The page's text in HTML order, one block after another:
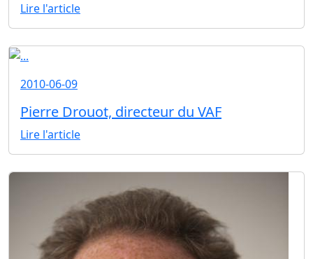
Lire l'article
2010-06-09
Pierre Drouot, directeur du VAF
Lire l'article